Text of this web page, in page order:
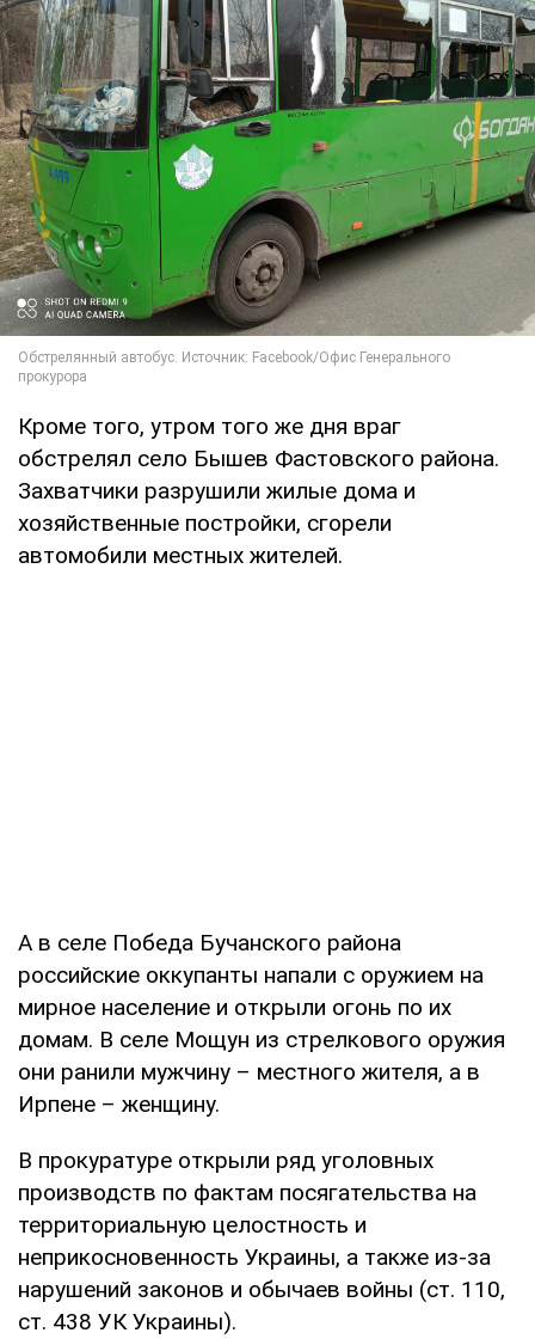
Кроме того, утром того же дня враг
обстрелял село Бышев Фастовского района.
Захватчики разрушили жилые дома и
хозяйственные постройки, сгорели
автомобили местных жителей.
А в селе Победа Бучанского района
российские оккупанты напали с оружием на
мирное население и открыли огонь по их
домам. В селе Мощун из стрелкового оружия
они ранили мужчину – местного жителя, а в
Ирпене – женщину.
В прокуратуре открыли ряд уголовных
производств по фактам посягательства на
территориальную целостность и
неприкосновенность Украины, а также из-за
нарушений законов и обычаев войны (ст. 110,
ст. 438 УК Украины).